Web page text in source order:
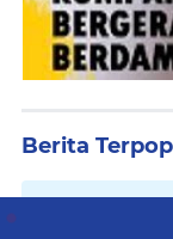
Berita
Legislator